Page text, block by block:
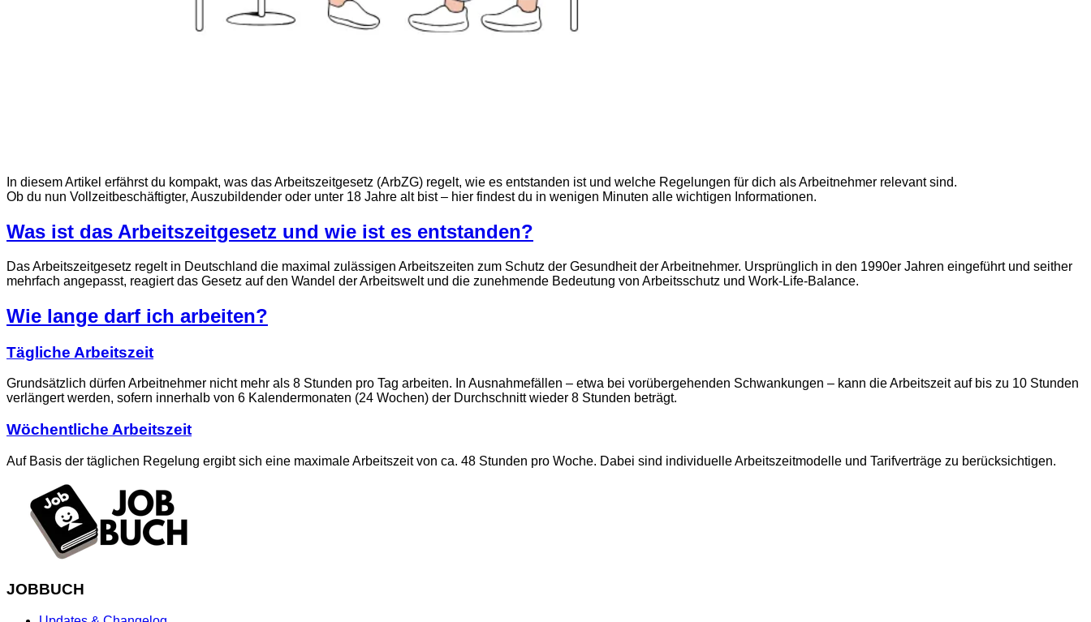
In diesem Artikel erfährst du kompakt, was das Arbeitszeitgesetz (ArbZG) regelt, wie es entstanden ist und welche Regelungen für dich als Arbeitnehmer relevant sind.
Ob du nun Vollzeitbeschäftigter, Auszubildender oder unter 18 Jahre alt bist – hier findest du in wenigen Minuten alle wichtigen Informationen.
Was ist das Arbeitszeitgesetz und wie ist es entstanden?
Das Arbeitszeitgesetz regelt in Deutschland die maximal zulässigen Arbeitszeiten zum Schutz der Gesundheit der Arbeitnehmer. Ursprünglich in den 1990er Jahren eingeführt und seither
mehrfach angepasst, reagiert das Gesetz auf den Wandel der Arbeitswelt und die zunehmende Bedeutung von Arbeitsschutz und Work-Life-Balance.
Wie lange darf ich arbeiten?
Tägliche Arbeitszeit
Grundsätzlich dürfen Arbeitnehmer nicht mehr als 8 Stunden pro Tag arbeiten. In Ausnahmefällen – etwa bei vorübergehenden Schwankungen – kann die Arbeitszeit auf bis zu 10 Stunden
verlängert werden, sofern innerhalb von 6 Kalendermonaten (24 Wochen) der Durchschnitt wieder 8 Stunden beträgt.
Wöchentliche Arbeitszeit
Auf Basis der täglichen Regelung ergibt sich eine maximale Arbeitszeit von ca. 48 Stunden pro Woche. Dabei sind individuelle Arbeitszeitmodelle und Tarifverträge zu berücksichtigen.
JOBBUCH